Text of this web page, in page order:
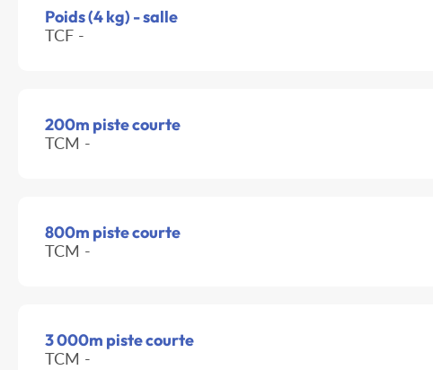
Poids (4 kg) - salle
TCF -
200m piste courte
TCM -
800m piste courte
TCM -
3 000m piste courte
TCM -